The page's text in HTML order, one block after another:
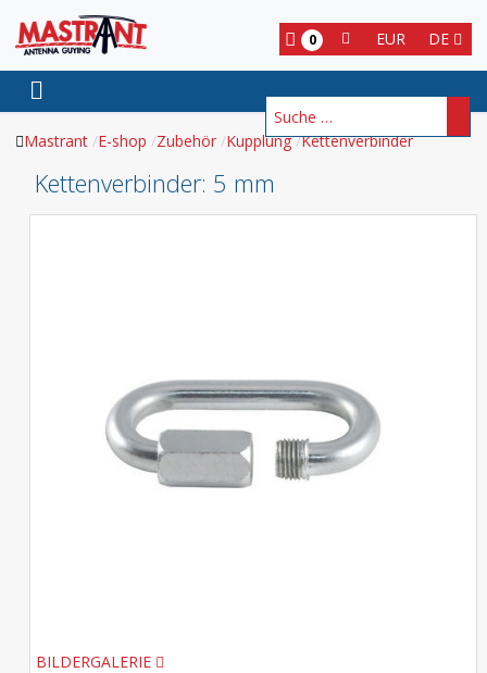
DE
EUR
0
Suchen
Mastrant E-shop Zubehör Kupplung Kettenverbinder
Kettenverbinder: 5 mm
BILDERGALERIE